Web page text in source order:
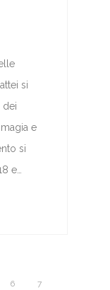
si
dei
e
si
e…
6 7